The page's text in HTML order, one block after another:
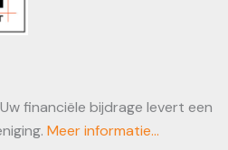
financiële bijdrage levert een
Meer informatie...